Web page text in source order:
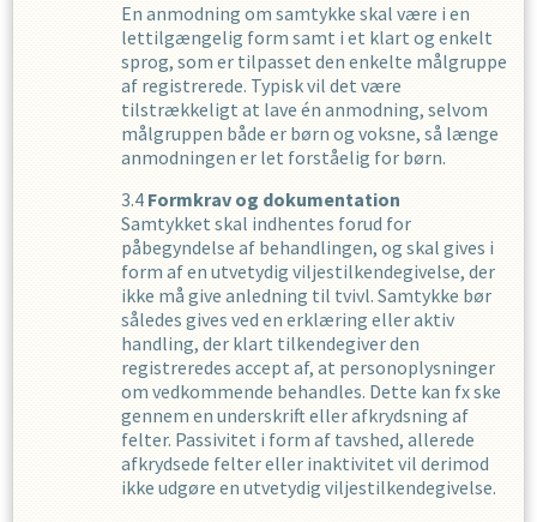
En anmodning om samtykke skal være i en
lettilgængelig form samt i et klart og enkelt
sprog, som er tilpasset den enkelte målgruppe
af registrerede. Typisk vil det være
tilstrækkeligt at lave én anmodning, selvom
målgruppen både er børn og voksne, så længe
anmodningen er let forståelig for børn.
Formkrav og dokumentation
Samtykket skal indhentes forud for
påbegyndelse af behandlingen, og skal gives i
form af en utvetydig viljestilkendegivelse, der
ikke må give anledning til tvivl. Samtykke bør
således gives ved en erklæring eller aktiv
handling, der klart tilkendegiver den
registreredes accept af, at personoplysninger
om vedkommende behandles. Dette kan fx ske
gennem en underskrift eller afkrydsning af
felter. Passivitet i form af tavshed, allerede
afkrydsede felter eller inaktivitet vil derimod
ikke udgøre en utvetydig viljestilkendegivelse.